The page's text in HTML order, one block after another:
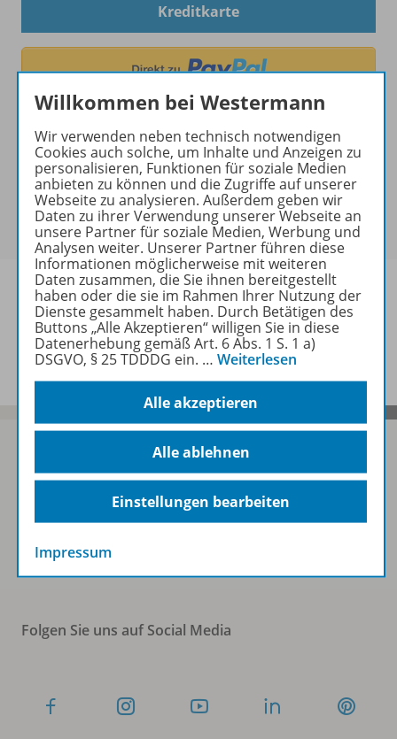
Kreditkarte
Hinweis zu Sonderkonditionen
Bei Bezahlung über Paypal und Kreditkarte können
keine Sonderkonditionen gewährt werden.
Informationen
Sofort profitieren
Zum Newsletter anmelden
Folgen Sie uns auf Social Media
Willkommen bei Westermann
Wir verwenden neben technisch notwendigen
Cookies auch solche, um Inhalte und Anzeigen zu
personalisieren, Funktionen für soziale Medien
anbieten zu können und die Zugriffe auf unserer
Webseite zu analysieren. Außerdem geben wir
Daten zu ihrer Verwendung unserer Webseite an
unsere Partner für soziale Medien, Werbung und
Analysen weiter. Unserer Partner führen diese
Informationen möglicherweise mit weiteren
Daten zusammen, die Sie ihnen bereitgestellt
haben oder die sie im Rahmen Ihrer Nutzung der
Dienste gesammelt haben. Durch Betätigen des
Buttons „Alle Akzeptieren“ willigen Sie in diese
Datenerhebung gemäß Art. 6 Abs. 1 S. 1 a)
DSGVO, § 25 TDDDG ein. … Weiterlesen
Alle akzeptieren
Alle ablehnen
Einstellungen bearbeiten
Impressum